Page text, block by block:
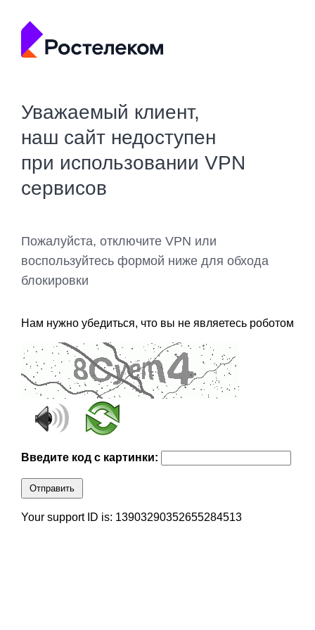
Уважаемый клиент,
наш сайт недоступен
при использовании VPN
сервисов
Пожалуйста, отключите VPN или
воспользуйтесь формой ниже для обхода
блокировки
Нам нужно убедиться, что вы не являетесь роботом
Введите код с картинки:
Отправить
Your support ID is: 13903290352655284513